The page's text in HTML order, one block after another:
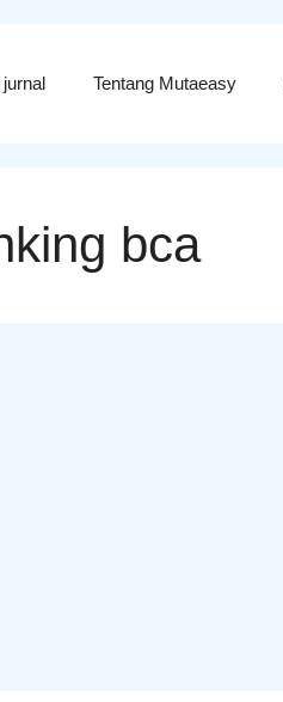
jurnal Tentang Mutaeasy
bca